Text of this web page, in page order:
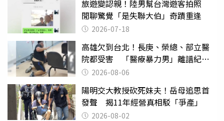
旅遊變認親！陸男幫台灣遊客拍照
閒聊驚覺「是失聯大伯」奇蹟重逢
2026-07-18
高雄欠到台北！長庚、榮總、部立醫
院都受害 「醫療暴力男」離譜紀錄
曝光2026-08-06
陽明交大教授砍死妹夫！岳母追思首
發聲 揭11年經營真相駁「爭產」
2026-08-02